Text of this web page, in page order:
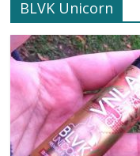
BLVK Unicorn